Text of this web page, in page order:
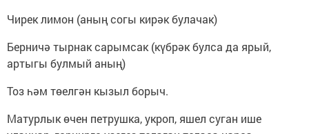
Чирек лимон (аның согы кирәк булачак)
Берничә тырнак сарымсак (күбрәк булса да ярый,
артыгы булмый аның)
Тоз һәм төелгән кызыл борыч.
Матурлык өчен петрушка, укроп, яшел суган ише